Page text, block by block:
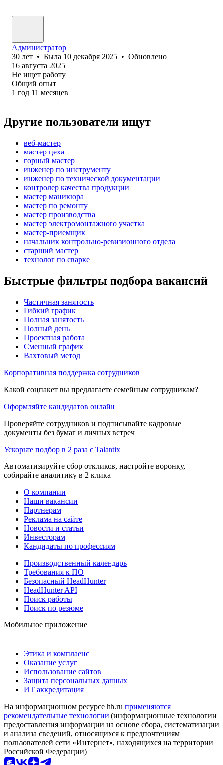
Администратор
30 лет • Была 10 декабря 2025 • Обновлено
16 августа 2025
Не ищет работу
Общий опыт
1 год 11 месяцев
Другие пользователи ищут
веб-мастер
мастер цеха
горный мастер
инженер по инструменту
инженер по технической документации
контролер качества продукции
мастер маникюра
мастер по ремонту
мастер производства
мастер электромонтажного участка
мастер-приемщик
начальник контрольно-ревизионного отдела
старший мастер
технолог по сварке
Быстрые фильтры подбора вакансий
Частичная занятость
Гибкий график
Полная занятость
Полный день
Проектная работа
Сменный график
Вахтовый метод
Корпоративная поддержка сотрудников
Какой соцпакет вы предлагаете семейным сотрудникам?
Оформляйте кандидатов онлайн
Проверяйте сотрудников и подписывайте кадровые
документы без бумаг и личных встреч
Ускорьте подбор в 2 раза с Talantix
Автоматизируйте сбор откликов, настройте воронку,
собирайте аналитику в 2 клика
О компании
Наши вакансии
Партнерам
Реклама на сайте
Новости и статьи
Инвесторам
Кандидаты по профессиям
Производственный календарь
Требования к ПО
Безопасный HeadHunter
HeadHunter API
Поиск работы
Поиск по резюме
Мобильное приложение
Этика и комплаенс
Оказание услуг
Использование сайтов
Защита персональных данных
ИТ аккредитация
На информационном ресурсе hh.ru применяются
рекомендательные технологии (информационные технологии
предоставления информации на основе сбора, систематизации
и анализа сведений, относящихся к предпочтениям
пользователей сети «Интернет», находящихся на территории
Российской Федерации)